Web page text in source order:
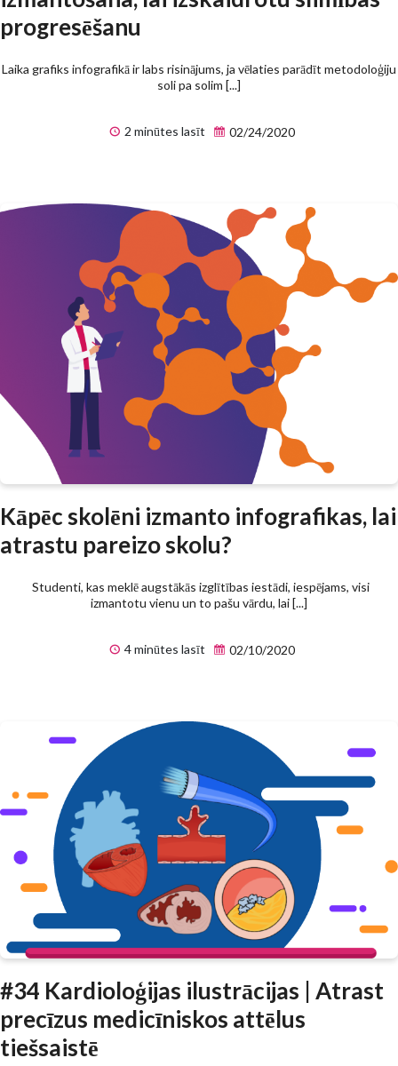
progresēšanu
Laika grafiks infografikā ir labs risinājums, ja vēlaties parādīt metodoloģiju
soli pa solim [...]
2 minūtes lasīt 02/24/2020
Kāpēc skolēni izmanto infografikas, lai
atrastu pareizo skolu?
Studenti, kas meklē augstākās izglītības iestādi, iespējams, visi
izmantotu vienu un to pašu vārdu, lai [...]
4 minūtes lasīt 02/10/2020
#34 Kardioloģijas ilustrācijas | Atrast
precīzus medicīniskos attēlus
tiešsaistē